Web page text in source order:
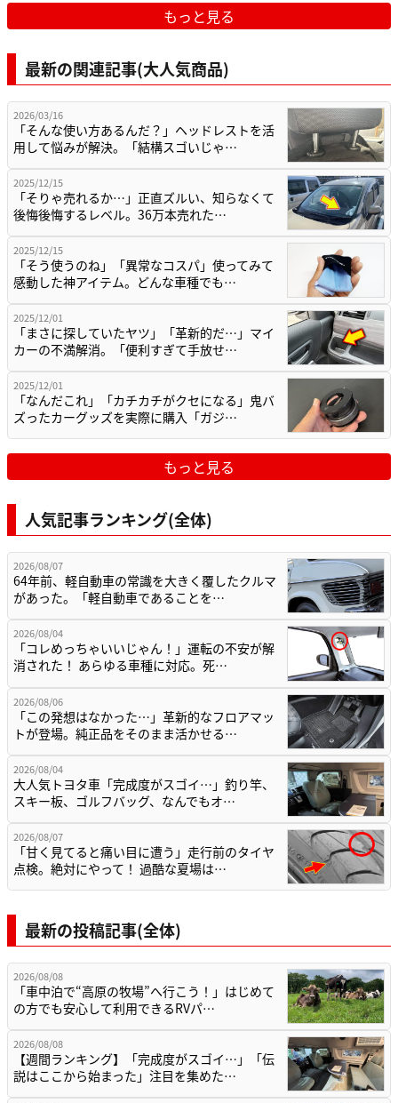
もっと見る
最新の関連記事(大人気商品)
2026/03/16
「そんな使い方あるんだ？」ヘッドレストを活
用して悩みが解決。「結構スゴいじゃ…
2025/12/15
「そりゃ売れるか…」正直ズルい、知らなくて
後悔後悔するレベル。36万本売れた…
2025/12/15
「そう使うのね」「異常なコスパ」使ってみて
感動した神アイテム。どんな車種でも…
2025/12/01
「まさに探していたヤツ」「革新的だ…」マイ
カーの不満解消。「便利すぎて手放せ…
2025/12/01
「なんだこれ」「カチカチがクセになる」鬼バ
ズったカーグッズを実際に購入「ガジ…
もっと見る
人気記事ランキング(全体)
2026/08/07
64年前、軽自動車の常識を大きく覆したクルマ
があった。「軽自動車であることを…
2026/08/04
「コレめっちゃいいじゃん！」運転の不安が解
消された！ あらゆる車種に対応。死…
2026/08/06
「この発想はなかった…」革新的なフロアマッ
トが登場。純正品をそのまま活かせる…
2026/08/04
大人気トヨタ車「完成度がスゴイ…」釣り竿、
スキー板、ゴルフバッグ、なんでもオ…
2026/08/07
「甘く見てると痛い目に遭う」走行前のタイヤ
点検。絶対にやって！ 過酷な夏場は…
最新の投稿記事(全体)
2026/08/08
「車中泊で“高原の牧場”へ行こう！」はじめて
の方でも安心して利用できるRVパ…
2026/08/08
【週間ランキング】「完成度がスゴイ…」「伝
説はここから始まった」注目を集めた…